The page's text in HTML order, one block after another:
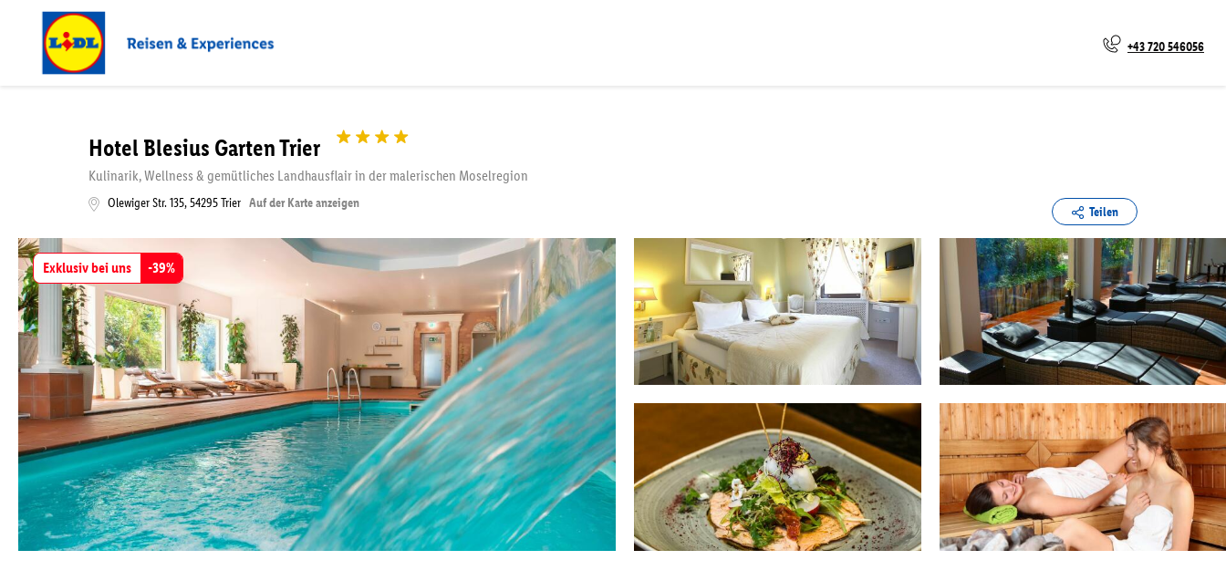
+43 720 546056
Hotel Blesius Garten Trier
Kulinarik, Wellness & gemütliches Landhausflair in der malerischen Moselregion
Olewiger Str. 135,54295Trier Auf der Karte anzeigen
Teilen
Exklusiv bei uns -39%